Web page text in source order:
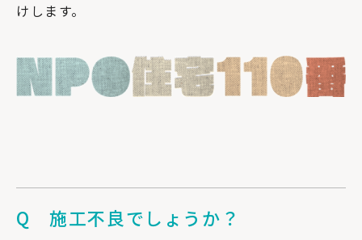
けします。
Q 施工不良でしょうか？